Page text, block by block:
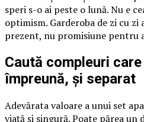
speri s-o ai peste o lună. Nu e
optimism. Garderoba de zi cu
prezent, nu promisiune pentru
Caută compleuri
împreună, și separat
Adevărata valoare a unui set
viață și singură. Poate părea un